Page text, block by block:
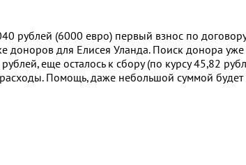
рублей (6000 евро) первый взнос по
доноров для Елисея Уланда. Поиск донора уже
еще осталось к сбору (по курсу 45,82
Помощь, даже небольшой суммой будет